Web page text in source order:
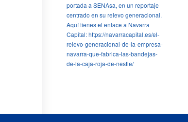
portada a SENAsa, en un reportaje
centrado en su relevo generacional.
Aquí tienes el enlace a Navarra
Capital: https://navarracapital.es/el-
relevo-generacional-de-la-empresa-
navarra-que-fabrica-las-bandejas-
de-la-caja-roja-de-nestle/